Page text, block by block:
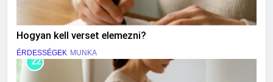
Hogyan kell verset elemezni?
ÉRDESSÉGEK MUNKA
22